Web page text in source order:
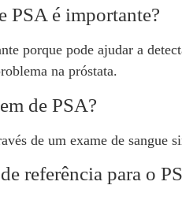
PSA é importante?
porque pode ajudar a
na próstata.
de PSA?
de um exame de sangue
referência para o